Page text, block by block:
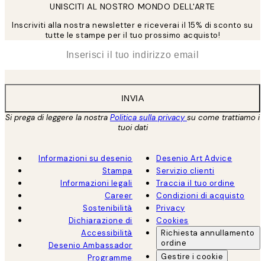
UNISCITI AL NOSTRO MONDO DELL'ARTE
Inscriviti alla nostra newsletter e riceverai il 15% di sconto su
tutte le stampe per il tuo prossimo acquisto!
INVIA
Si prega di leggere la nostra Politica sulla privacysu come trattiamo i
tuoi dati
Informazioni su desenio
Stampa
Informazioni legali
Career
Sostenibilità
Dichiarazione di
Accessibilità
Desenio Ambassador
Programme
Desenio Art Advice
Servizio clienti
Traccia il tuo ordine
Condizioni di acquisto
Privacy
Cookies
Richiesta annullamento
ordine
Gestire i cookie